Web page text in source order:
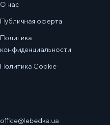
О нас
Публичная оферта
Политика
конфиденциальности
Политика Cookie
office@lebedka.ua